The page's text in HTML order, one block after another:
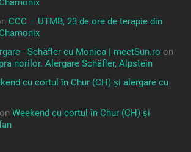
CCC – UTMB, 23 de ore de terapie din
- Schäfler cu Monica | meetSun.ro on
norilor. Alergare Schäfler, Alpstein
cu cortul în Chur (CH) și alergare cu
on Weekend cu cortul în Chur (CH) și